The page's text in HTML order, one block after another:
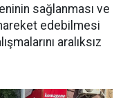
sağlanması ve
edebilmesi
aralıksız